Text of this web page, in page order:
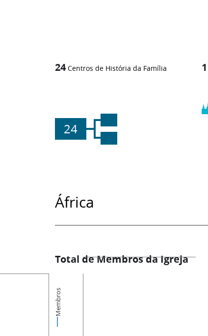
24 Centros de História da Família
24
1
África
Total de Membros da Igreja
Membros